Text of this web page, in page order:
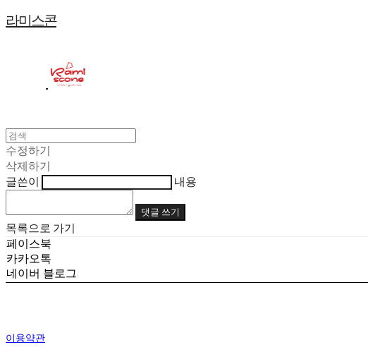
라미스콘
수정하기
삭제하기
글쓴이
내용
댓글 쓰기
목록으로 가기
페이스북
카카오톡
네이버 블로그
이용약관